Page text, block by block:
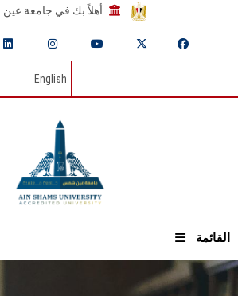
أهلاً بك في جامعة
English
القائمة